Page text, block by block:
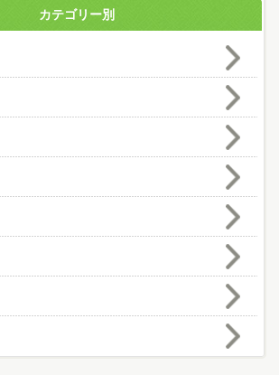
カテゴリー別